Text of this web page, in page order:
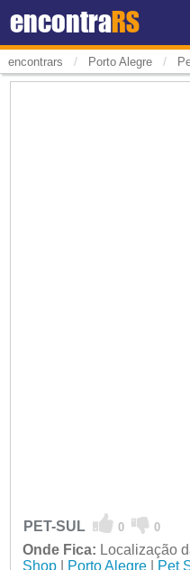
encontraRS
encontrars / Porto Alegre /
PET-SUL 0 0
Onde Fica: Localização
Shop| Porto Alegre|
Pet